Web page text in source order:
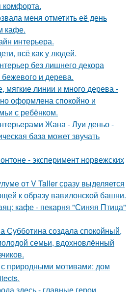
комфорта.
меня отметить её день
кафе.
интерьера.
всё как у людей.
без лишнего декора
и дерева.
мягкие линии и много дерева -
оформлена спокойно и
с ребёнком.
Жана - Луи деньо -
база может звучать
- эксперимент норвежских
от V Taller сразу выделяется
к образу вавилонской башни.
кафе - пекарня "Синяя Птица"
Субботина создала спокойный,
семьи, вдохновлённый
природными мотивами: дом
здесь - главные герои.